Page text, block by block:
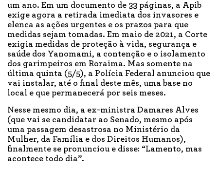
um ano. Em um documento de 33 páginas, a Apib
exige agora a retirada imediata dos invasores e
elenca as ações urgentes e os prazos para que
medidas sejam tomadas. Em maio de 2021, a Corte
exigia medidas de proteção à vida, segurança e
saúde dos Yanomami, a contenção e o isolamento
dos garimpeiros em Roraima. Mas somente na
última quinta (5/5), a Polícia Federal anunciou que
vai instalar, até o final deste mês, uma base no
local e que permanecerá por seis meses.
Nesse mesmo dia, a ex-ministra Damares Alves
(que vai se candidatar ao Senado, mesmo após
uma passagem desastrosa no Ministério da
Mulher, da Família e dos Direitos Humanos),
finalmente se pronunciou e disse: “Lamento, mas
acontece todo dia”.